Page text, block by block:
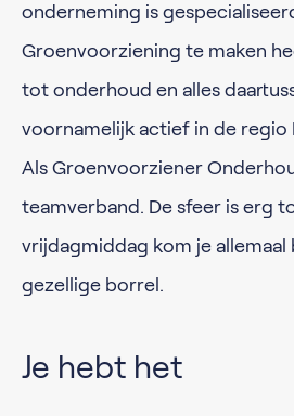
onderneming is
Groenvoorziening te maken
tot onderhoud en alles
voornamelijk actief in de regio
Als Groenvoorziener
teamverband. De sfeer is erg
vrijdagmiddag kom je allemaal
gezellige borrel.
Je hebt het